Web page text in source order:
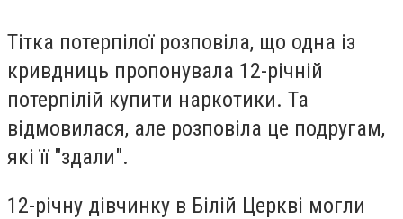
Тітка потерпілої розповіла, що одна із
кривдниць пропонувала 12-річній
потерпілій купити наркотики. Та
відмовилася, але розповіла це подругам,
які її "здали".
12-річну дівчинку в Білій Церкві могли